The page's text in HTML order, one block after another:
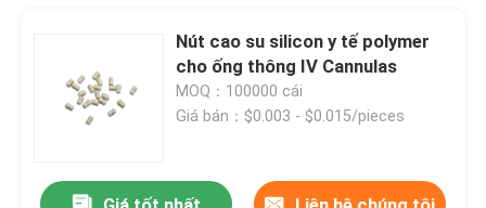
Nút cao su silicon y tế polymer
cho ống thông IV Cannulas
MOQ：100000 cái
Giá bán：$0.003 - $0.015/pieces